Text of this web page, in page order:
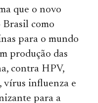
que o novo
Brasil como
para o mundo
produção das
contra HPV,
vírus influenza e
para a